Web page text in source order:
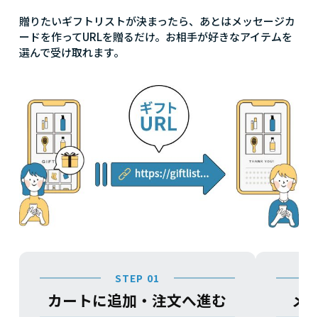
贈りたいギフトリストが決まったら、あとはメッセージカ
ードを作ってURLを贈るだけ。お相手が好きなアイテムを
選んで受け取れます。
STEP 01
カートに追加・注文へ進む メ